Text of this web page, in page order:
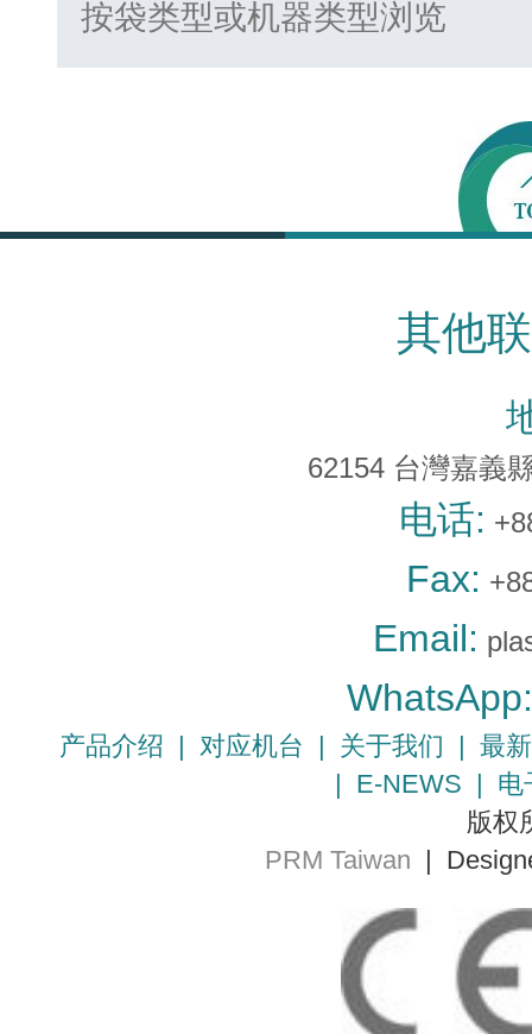
其他
62154 台灣嘉義
电话:
Fax:
Email:
WhatsApp:
产品介绍 | 对应机台 | 关于我们 | 最
| E-NEWS | 电
版权
PRM Taiwan |